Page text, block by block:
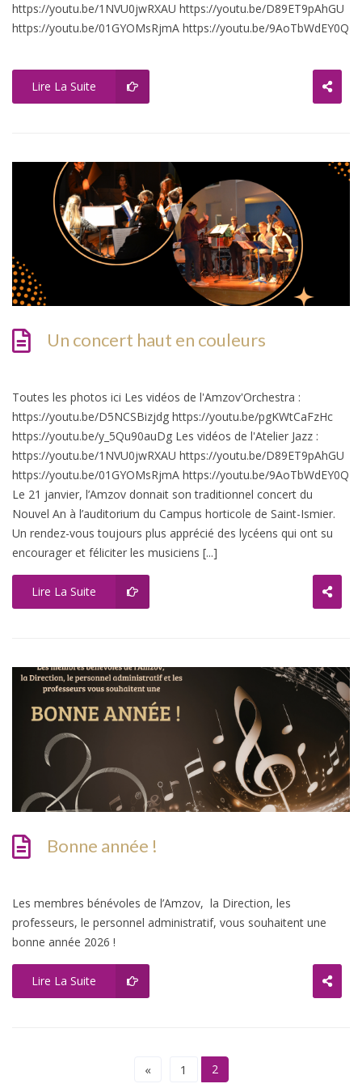
https://youtu.be/1NVU0jwRXAU https://youtu.be/D89ET9pAhGU
https://youtu.be/01GYOMsRjmA https://youtu.be/9AoTbWdEY0Q
Lire La Suite
Un concert haut en couleurs
Toutes les photos ici Les vidéos de l'Amzov'Orchestra :
https://youtu.be/D5NCSBizjdg https://youtu.be/pgKWtCaFzHc
https://youtu.be/y_5Qu90auDg Les vidéos de l'Atelier Jazz :
https://youtu.be/1NVU0jwRXAU https://youtu.be/D89ET9pAhGU
https://youtu.be/01GYOMsRjmA https://youtu.be/9AoTbWdEY0Q
Le 21 janvier, l’Amzov donnait son traditionnel concert du
Nouvel An à l’auditorium du Campus horticole de Saint-Ismier.
Un rendez-vous toujours plus apprécié des lycéens qui ont su
encourager et féliciter les musiciens [...]
Lire La Suite
Bonne année !
Les membres bénévoles de l’Amzov, la Direction, les
professeurs, le personnel administratif, vous souhaitent une
bonne année 2026 !
Lire La Suite
« 1 2